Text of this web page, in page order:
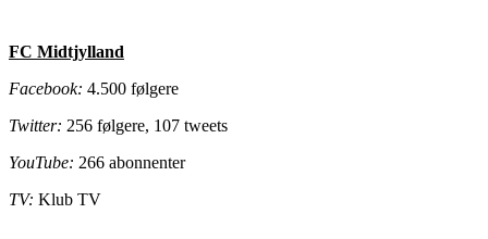
FC Midtjylland
Facebook: 4.500 følgere
Twitter: 256 følgere, 107 tweets
YouTube: 266 abonnenter
TV: Klub TV